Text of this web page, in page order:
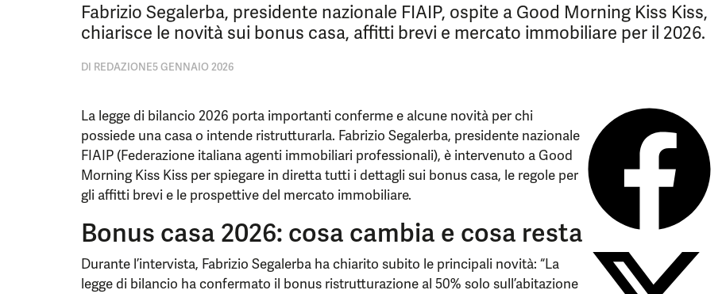
Fabrizio Segalerba, presidente nazionale FIAIP, ospite a Good Morning Kiss Kiss,
chiarisce le novità sui bonus casa, affitti brevi e mercato immobiliare per il 2026.
DI REDAZIONE5 GENNAIO 2026
La legge di bilancio 2026 porta importanti conferme e alcune novità per chi
possiede una casa o intende ristrutturarla. Fabrizio Segalerba, presidente nazionale
FIAIP (Federazione italiana agenti immobiliari professionali), è intervenuto a Good
Morning Kiss Kiss per spiegare in diretta tutti i dettagli sui bonus casa, le regole per
gli affitti brevi e le prospettive del mercato immobiliare.
Bonus casa 2026: cosa cambia e cosa resta
Durante l’intervista, Fabrizio Segalerba ha chiarito subito le principali novità: “La
legge di bilancio ha confermato il bonus ristrutturazione al 50% solo sull’abitazione